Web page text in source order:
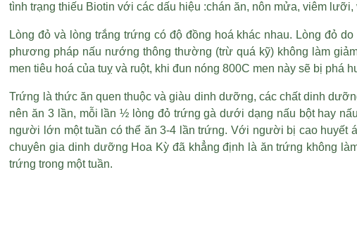
tình trạng thiếu Biotin với các dấu hiệu :chán ăn, nôn mửa, viêm lưỡi,
Lòng đỏ và lòng trắng trứng có độ đồng hoá khác nhau. Lòng đỏ
phương pháp nấu nướng thông thường (trừ quá kỹ) không làm
men tiêu hoá của tuỵ và ruột, khi đun nóng 800C men này sẽ bị phá
Trứng là thức ăn quen thuộc và giàu dinh dưỡng, các chất dinh
nên ăn 3 lần, mỗi lần ½ lòng đỏ trứng gà dưới dạng nấu bột hay
người lớn một tuần có thể ăn 3-4 lần trứng. Với người bị cao huyết
chuyên gia dinh dưỡng Hoa Kỳ đã khẳng định là ăn trứng không
trứng trong một tuần.